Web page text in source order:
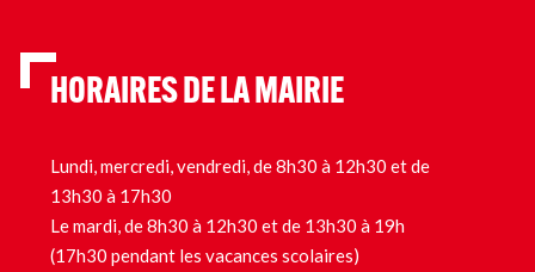
HORAIRES DE LA MAIRIE
Lundi, mercredi, vendredi, de 8h30 à 12h30 et de
13h30 à 17h30
Le mardi, de 8h30 à 12h30 et de 13h30 à 19h
(17h30 pendant les vacances scolaires)